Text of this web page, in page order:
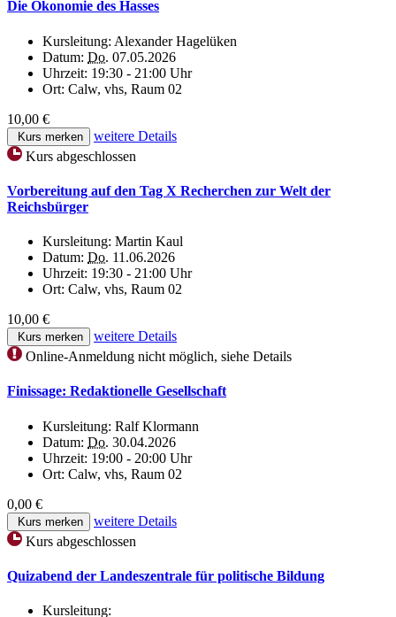
Die Ökonomie des Hasses
Kursleitung: Alexander Hagelüken
Datum: Do. 07.05.2026
Uhrzeit: 19:30 - 21:00 Uhr
Ort: Calw, vhs, Raum 02
10,00 €
Kurs merken
weitere Details
Kurs abgeschlossen
Vorbereitung auf den Tag X Recherchen zur Welt der
Reichsbürger
Kursleitung: Martin Kaul
Datum: Do. 11.06.2026
Uhrzeit: 19:30 - 21:00 Uhr
Ort: Calw, vhs, Raum 02
10,00 €
Kurs merken
weitere Details
Online-Anmeldung nicht möglich, siehe Details
Finissage: Redaktionelle Gesellschaft
Kursleitung: Ralf Klormann
Datum: Do. 30.04.2026
Uhrzeit: 19:00 - 20:00 Uhr
Ort: Calw, vhs, Raum 02
0,00 €
Kurs merken
weitere Details
Kurs abgeschlossen
Quizabend der Landeszentrale für politische Bildung
Kursleitung: